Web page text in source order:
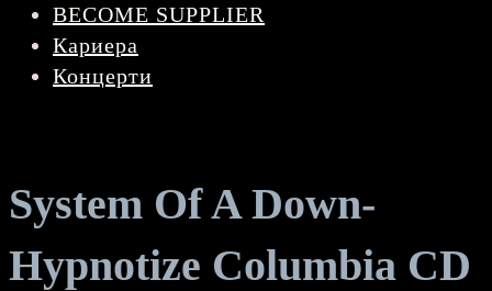
BECOME SUPPLIER
Кариера
Концерти
System Of A Down-
Hypnotize Columbia CD